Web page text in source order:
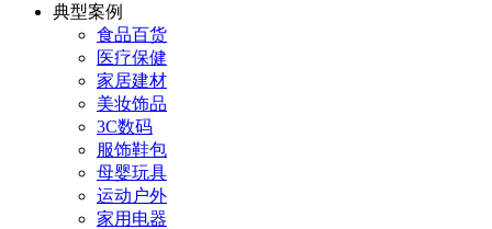
典型案例
食品百货
医疗保健
家居建材
美妆饰品
3C数码
服饰鞋包
母婴玩具
运动户外
家用电器